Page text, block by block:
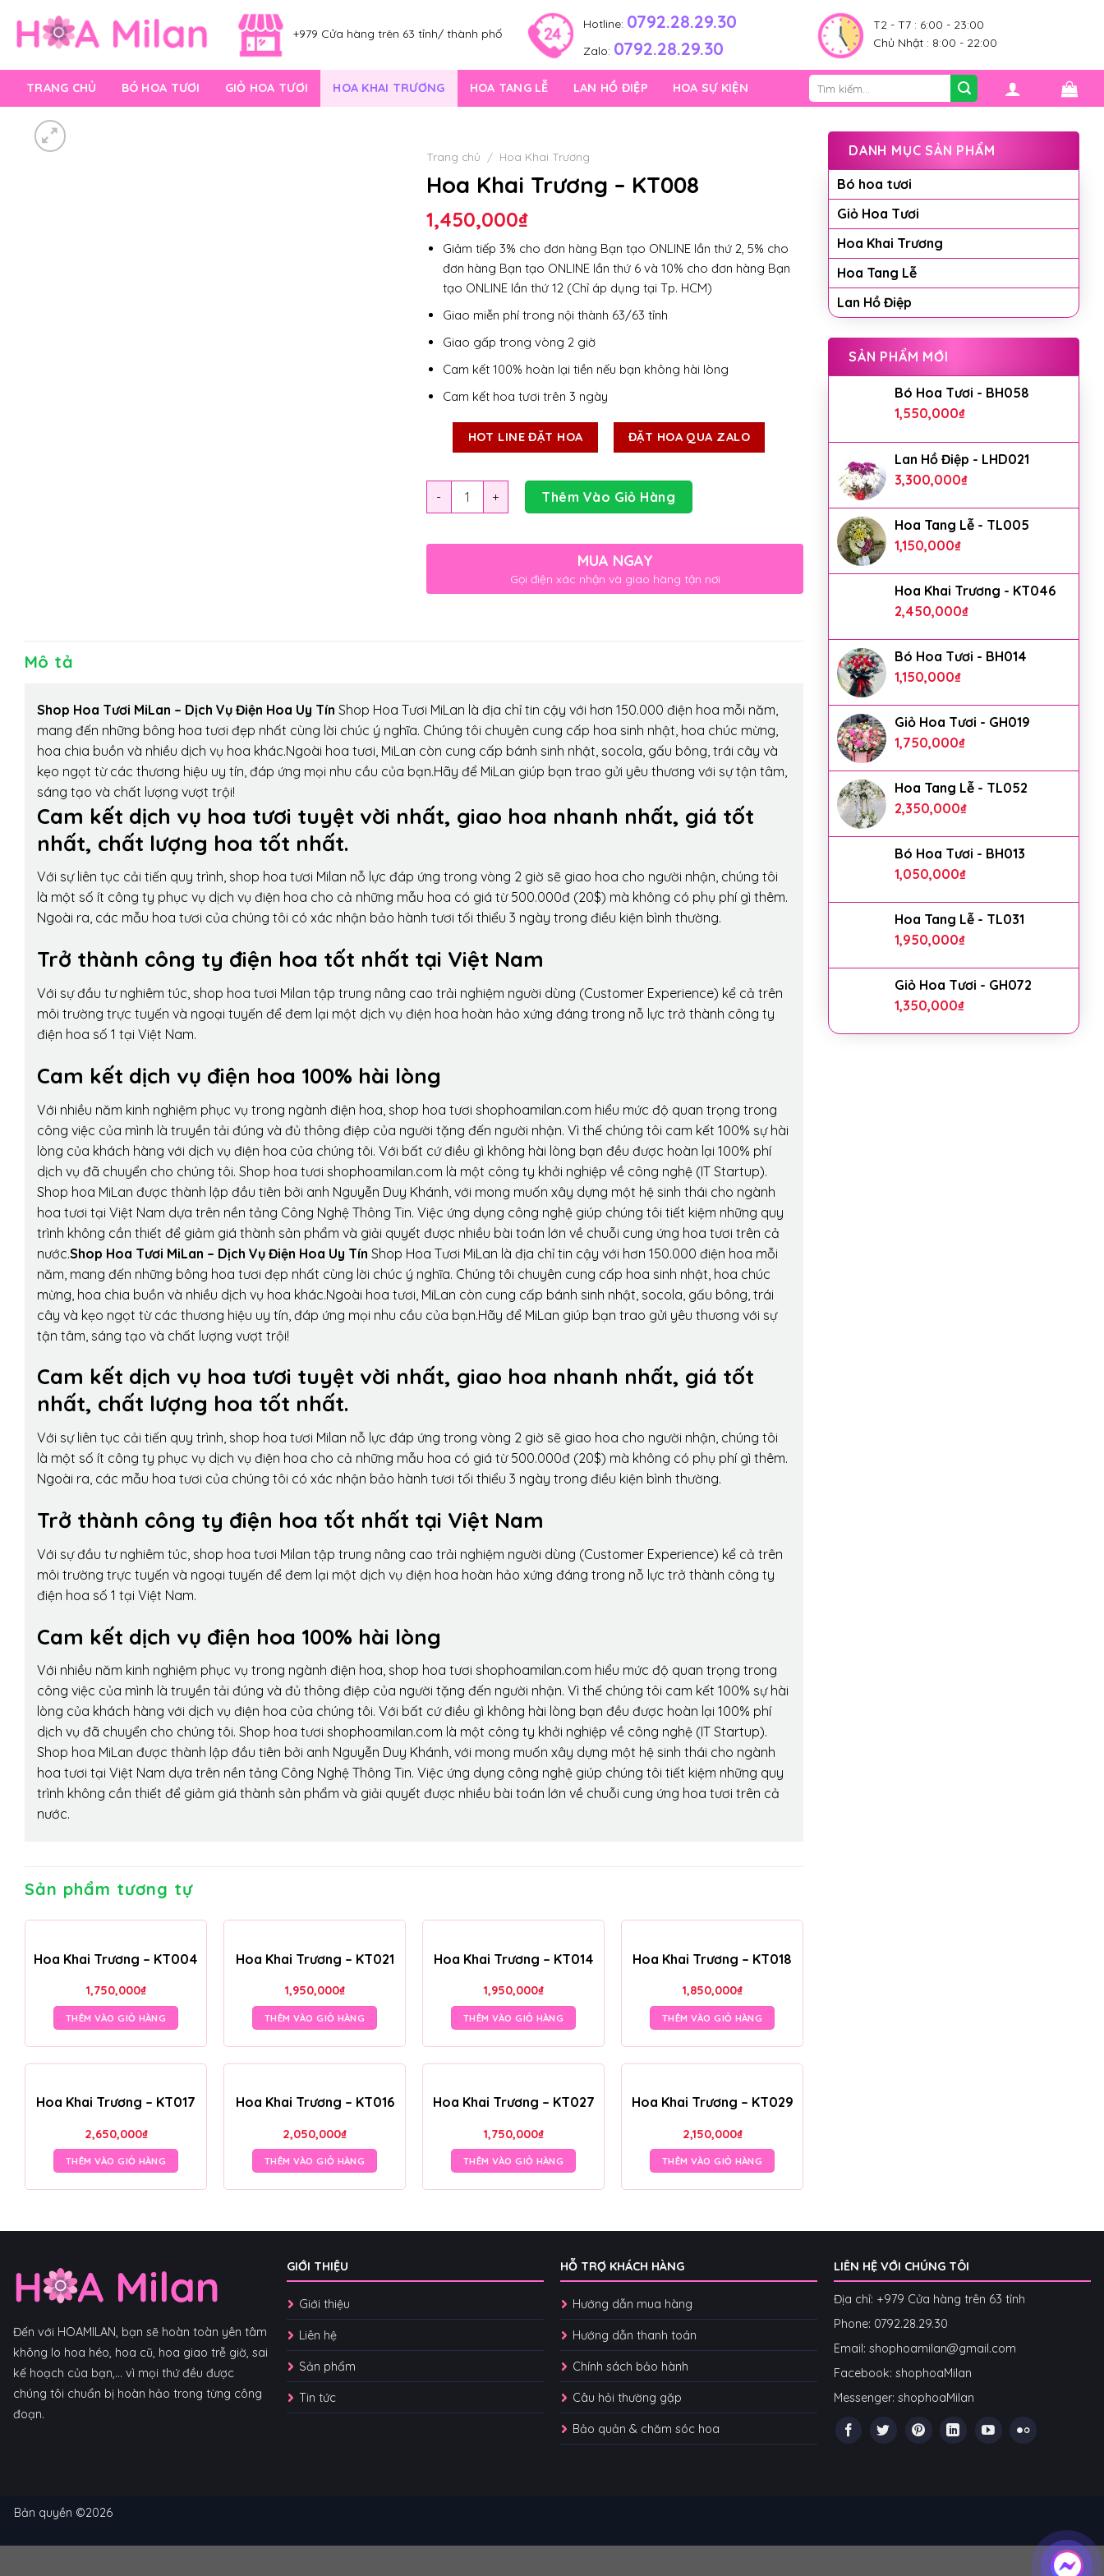
content
+979 Cửa hàng trên 63 tỉnh/ thành phố
Hotline: 0792.28.29.30
Zalo: 0792.28.29.30
T2 - T7 : 6:00 - 23:00
Chủ Nhật : 8:00 - 22:00
TRANG CHỦ BÓ HOA TƯƠI GIỎ HOA TƯƠI HOA KHAI TRƯƠNG HOA TANG LỄ LAN HỒ ĐIỆP HOA SỰ KIỆN
Tìm
kiếm:
DANH MỤC SẢN PHẨM
Bó hoa tươi
Giỏ Hoa Tươi
Hoa Khai Trương
Hoa Tang Lễ
Lan Hồ Điệp
SẢN PHẨM MỚI
Bó Hoa Tươi - BH058
1,550,000₫
Lan Hồ Điệp - LHD021
3,300,000₫
Hoa Tang Lễ - TL005
1,150,000₫
Hoa Khai Trương - KT046
2,450,000₫
Bó Hoa Tươi - BH014
1,150,000₫
Giỏ Hoa Tươi - GH019
1,750,000₫
Hoa Tang Lễ - TL052
2,350,000₫
Bó Hoa Tươi - BH013
1,050,000₫
Hoa Tang Lễ - TL031
1,950,000₫
Giỏ Hoa Tươi - GH072
1,350,000₫
Trang chủ / Hoa Khai Trương
Hoa Khai Trương – KT008
1,450,000₫
Giảm tiếp 3% cho đơn hàng Bạn tạo ONLINE lần thứ 2, 5% cho
đơn hàng Bạn tạo ONLINE lần thứ 6 và 10% cho đơn hàng Bạn
tạo ONLINE lần thứ 12 (Chỉ áp dụng tại Tp. HCM)
Giao miễn phí trong nội thành 63/63 tỉnh
Giao gấp trong vòng 2 giờ
Cam kết 100% hoàn lại tiền nếu bạn không hài lòng
Cam kết hoa tươi trên 3 ngày
HOT LINE ĐẶT HOA ĐẶT HOA QUA ZALO
Số lượng Thêm Vào Giỏ Hàng
MUA NGAY
Gọi điện xác nhận và giao hàng tận nơi
Mô tả
Shop Hoa Tươi MiLan – Dịch Vụ Điện Hoa Uy Tín Shop Hoa Tươi MiLan là địa chỉ tin cậy với hơn 150.000 điện hoa mỗi năm,
mang đến những bông hoa tươi đẹp nhất cùng lời chúc ý nghĩa. Chúng tôi chuyên cung cấp hoa sinh nhật, hoa chúc mừng,
hoa chia buồn và nhiều dịch vụ hoa khác.Ngoài hoa tươi, MiLan còn cung cấp bánh sinh nhật, socola, gấu bông, trái cây và
kẹo ngọt từ các thương hiệu uy tín, đáp ứng mọi nhu cầu của bạn.Hãy để MiLan giúp bạn trao gửi yêu thương với sự tận tâm,
sáng tạo và chất lượng vượt trội!
Cam kết dịch vụ hoa tươi tuyệt vời nhất, giao hoa nhanh nhất, giá tốt
nhất, chất lượng hoa tốt nhất.
Với sự liên tục cải tiến quy trình, shop hoa tươi Milan nỗ lực đáp ứng trong vòng 2 giờ sẽ giao hoa cho người nhận, chúng tôi
là một số ít công ty phục vụ dịch vụ điện hoa cho cả những mẫu hoa có giá từ 500.000đ (20$) mà không có phụ phí gì thêm.
Ngoài ra, các mẫu hoa tươi của chúng tôi có xác nhận bảo hành tươi tối thiểu 3 ngày trong điều kiện bình thường.
Trở thành công ty điện hoa tốt nhất tại Việt Nam
Với sự đầu tư nghiêm túc, shop hoa tươi Milan tập trung nâng cao trải nghiệm người dùng (Customer Experience) kể cả trên
môi trường trực tuyến và ngoại tuyến để đem lại một dịch vụ điện hoa hoàn hảo xứng đáng trong nỗ lực trở thành công ty
điện hoa số 1 tại Việt Nam.
Cam kết dịch vụ điện hoa 100% hài lòng
Với nhiều năm kinh nghiệm phục vụ trong ngành điện hoa, shop hoa tươi shophoamilan.com hiểu mức độ quan trọng trong
công việc của mình là truyền tải đúng và đủ thông điệp của người tặng đến người nhận. Vì thế chúng tôi cam kết 100% sự hài
lòng của khách hàng với dịch vụ điện hoa của chúng tôi. Với bất cứ điều gì không hài lòng bạn đều được hoàn lại 100% phí
dịch vụ đã chuyển cho chúng tôi. Shop hoa tươi shophoamilan.com là một công ty khởi nghiệp về công nghệ (IT Startup).
Shop hoa MiLan được thành lập đầu tiên bởi anh Nguyễn Duy Khánh, với mong muốn xây dựng một hệ sinh thái cho ngành
hoa tươi tại Việt Nam dựa trên nền tảng Công Nghệ Thông Tin. Việc ứng dụng công nghệ giúp chúng tôi tiết kiệm những quy
trình không cần thiết để giảm giá thành sản phẩm và giải quyết được nhiều bài toán lớn về chuỗi cung ứng hoa tươi trên cả
nước.Shop Hoa Tươi MiLan – Dịch Vụ Điện Hoa Uy Tín Shop Hoa Tươi MiLan là địa chỉ tin cậy với hơn 150.000 điện hoa mỗi
năm, mang đến những bông hoa tươi đẹp nhất cùng lời chúc ý nghĩa. Chúng tôi chuyên cung cấp hoa sinh nhật, hoa chúc
mừng, hoa chia buồn và nhiều dịch vụ hoa khác.Ngoài hoa tươi, MiLan còn cung cấp bánh sinh nhật, socola, gấu bông, trái
cây và kẹo ngọt từ các thương hiệu uy tín, đáp ứng mọi nhu cầu của bạn.Hãy để MiLan giúp bạn trao gửi yêu thương với sự
tận tâm, sáng tạo và chất lượng vượt trội!
Cam kết dịch vụ hoa tươi tuyệt vời nhất, giao hoa nhanh nhất, giá tốt
nhất, chất lượng hoa tốt nhất.
Với sự liên tục cải tiến quy trình, shop hoa tươi Milan nỗ lực đáp ứng trong vòng 2 giờ sẽ giao hoa cho người nhận, chúng tôi
là một số ít công ty phục vụ dịch vụ điện hoa cho cả những mẫu hoa có giá từ 500.000đ (20$) mà không có phụ phí gì thêm.
Ngoài ra, các mẫu hoa tươi của chúng tôi có xác nhận bảo hành tươi tối thiểu 3 ngày trong điều kiện bình thường.
Trở thành công ty điện hoa tốt nhất tại Việt Nam
Với sự đầu tư nghiêm túc, shop hoa tươi Milan tập trung nâng cao trải nghiệm người dùng (Customer Experience) kể cả trên
môi trường trực tuyến và ngoại tuyến để đem lại một dịch vụ điện hoa hoàn hảo xứng đáng trong nỗ lực trở thành công ty
điện hoa số 1 tại Việt Nam.
Cam kết dịch vụ điện hoa 100% hài lòng
Với nhiều năm kinh nghiệm phục vụ trong ngành điện hoa, shop hoa tươi shophoamilan.com hiểu mức độ quan trọng trong
công việc của mình là truyền tải đúng và đủ thông điệp của người tặng đến người nhận. Vì thế chúng tôi cam kết 100% sự hài
lòng của khách hàng với dịch vụ điện hoa của chúng tôi. Với bất cứ điều gì không hài lòng bạn đều được hoàn lại 100% phí
dịch vụ đã chuyển cho chúng tôi. Shop hoa tươi shophoamilan.com là một công ty khởi nghiệp về công nghệ (IT Startup).
Shop hoa MiLan được thành lập đầu tiên bởi anh Nguyễn Duy Khánh, với mong muốn xây dựng một hệ sinh thái cho ngành
hoa tươi tại Việt Nam dựa trên nền tảng Công Nghệ Thông Tin. Việc ứng dụng công nghệ giúp chúng tôi tiết kiệm những quy
trình không cần thiết để giảm giá thành sản phẩm và giải quyết được nhiều bài toán lớn về chuỗi cung ứng hoa tươi trên cả
nước.
Sản phẩm tương tự
Hoa Khai Trương – KT004
1,750,000₫
THÊM VÀO GIỎ HÀNG
Hoa Khai Trương – KT021
1,950,000₫
THÊM VÀO GIỎ HÀNG
Hoa Khai Trương – KT014
1,950,000₫
THÊM VÀO GIỎ HÀNG
Hoa Khai Trương – KT018
1,850,000₫
THÊM VÀO GIỎ HÀNG
Hoa Khai Trương – KT017
2,650,000₫
THÊM VÀO GIỎ HÀNG
Hoa Khai Trương – KT016
2,050,000₫
THÊM VÀO GIỎ HÀNG
Hoa Khai Trương – KT027
1,750,000₫
THÊM VÀO GIỎ HÀNG
Hoa Khai Trương – KT029
2,150,000₫
THÊM VÀO GIỎ HÀNG
Đến với HOAMILAN, bạn sẽ hoàn toàn yên tâm
không lo hoa héo, hoa cũ, hoa giao trễ giờ, sai
kế hoạch của bạn,... vì mọi thứ đều được
chúng tôi chuẩn bị hoàn hảo trong từng công
đoạn.
GIỚI THIỆU
Giới thiệu
Liên hệ
Sản phẩm
Tin tức
HỖ TRỢ KHÁCH HÀNG
Hướng dẫn mua hàng
Hướng dẫn thanh toán
Chính sách bảo hành
Câu hỏi thường gặp
Bảo quản & chăm sóc hoa
LIÊN HỆ VỚI CHÚNG TÔI
Địa chỉ: +979 Cửa hàng trên 63 tỉnh
Phone: 0792.28.29.30
Email: shophoamilan@gmail.com
Facebook: shophoaMilan
Messenger: shophoaMilan
Bản quyền ©2026